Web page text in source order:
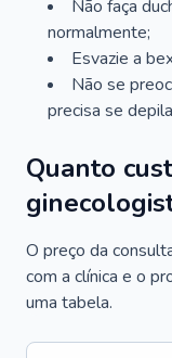
Não faça
normalmente;
Esvazie a
Não se
precisa se
Quanto
O preço da
com a clínica e o
uma tabela.